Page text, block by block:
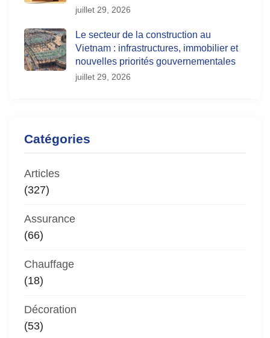
juillet 29, 2026
Le secteur de la construction au
Vietnam : infrastructures, immobilier et
nouvelles priorités gouvernementales
juillet 29, 2026
Catégories
Articles
(327)
Assurance
(66)
Chauffage
(18)
Décoration
(53)